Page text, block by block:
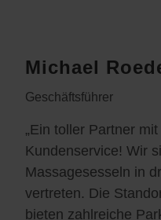
Michael
Geschäftsführer
„Ein toller Partner
Kundenservice! Wir
Massagesesseln in
vertreten. Die
bieten zahlreiche